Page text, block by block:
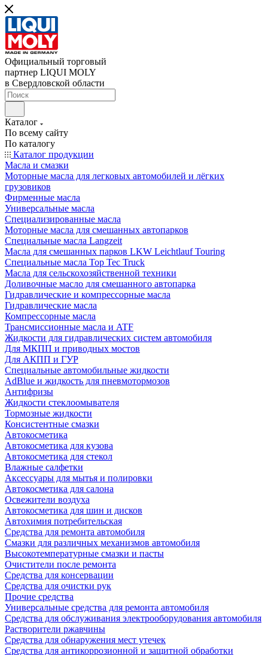
Официальный торговый
партнер LIQUI MOLY
в Свердловской области
Каталог
По всему сайту
По каталогу
Каталог продукции
Масла и смазки
Моторные масла для легковых автомобилей и лёгких
грузовиков
Фирменные масла
Универсальные масла
Специализированные масла
Моторные масла для смешанных автопарков
Специальные масла Langzeit
Масла для смешанных парков LKW Leichtlauf Touring
Специальные масла Top Tec Truck
Масла для сельскохозяйственной техники
Доливочные масло для смешанного автопарка
Гидравлические и компрессорные масла
Гидравлические масла
Компрессорные масла
Трансмиссионные масла и ATF
Жидкости для гидравлических систем автомобиля
Для МКПП и приводных мостов
Для АКПП и ГУР
Специальные автомобильные жидкости
AdBlue и жидкость для пневмотормозов
Антифризы
Жидкости стеклоомывателя
Тормозные жидкости
Консистентные смазки
Автокосметика
Автокосметика для кузова
Автокосметика для стекол
Влажные салфетки
Аксессуары для мытья и полировки
Автокосметика для салона
Освежители воздуха
Автокосметика для шин и дисков
Автохимия потребительская
Средства для ремонта автомобиля
Смазки для различных механизмов автомобиля
Высокотемпературные смазки и пасты
Очистители после ремонта
Средства для консервации
Средства для очистки рук
Прочие средства
Универсальные средства для ремонта автомобиля
Средства для обслуживания электрооборудования автомобиля
Растворители ржавчины
Средства для обнаружения мест утечек
Средства для антикоррозионной и защитной обработки